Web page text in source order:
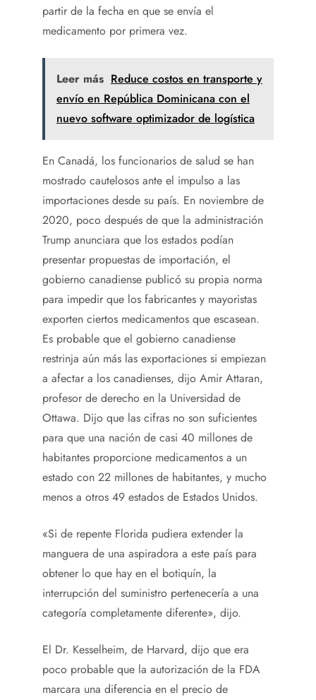
partir de la fecha en que se envía el
medicamento por primera vez.
Leer más Reduce costos en transporte y
envío en República Dominicana con el
nuevo software optimizador de logística
En Canadá, los funcionarios de salud se han
mostrado cautelosos ante el impulso a las
importaciones desde su país. En noviembre de
2020, poco después de que la administración
Trump anunciara que los estados podían
presentar propuestas de importación, el
gobierno canadiense publicó su propia norma
para impedir que los fabricantes y mayoristas
exporten ciertos medicamentos que escasean.
Es probable que el gobierno canadiense
restrinja aún más las exportaciones si empiezan
a afectar a los canadienses, dijo Amir Attaran,
profesor de derecho en la Universidad de
Ottawa. Dijo que las cifras no son suficientes
para que una nación de casi 40 millones de
habitantes proporcione medicamentos a un
estado con 22 millones de habitantes, y mucho
menos a otros 49 estados de Estados Unidos.
«Si de repente Florida pudiera extender la
manguera de una aspiradora a este país para
obtener lo que hay en el botiquín, la
interrupción del suministro pertenecería a una
categoría completamente diferente», dijo.
El Dr. Kesselheim, de Harvard, dijo que era
poco probable que la autorización de la FDA
marcara una diferencia en el precio de